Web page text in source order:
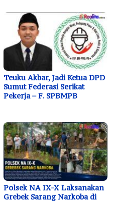
Teuku Akbar, Jadi Ketua DPD
Sumut Federasi Serikat
Pekerja – F. SPBMPB
Polsek NA IX-X Laksanakan
Grebek Sarang Narkoba di